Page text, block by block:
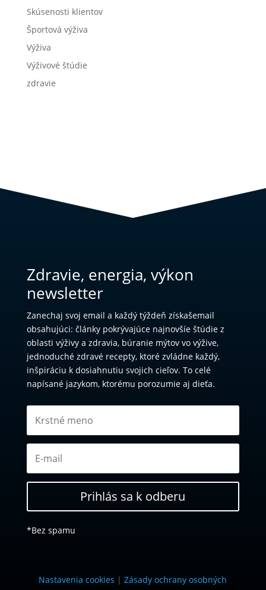
Skúsenosti klientov
Športová výživa
Výživa
Výživové štúdie
zdravie
Zdravie, energia, výkon
newsletter
Zanechaj svoj email a každý týždeň získašemail
obsahujúci: články pokrývajúce najnovšíe štúdie z
oblasti výživy a zdravia, búranie mýtov vo výžive,
jednoduché zdravé recepty, ktoré zvládne každý,
inšpiráciu k dosiahnutiu svojich cieľov. To celé
napísané jazykom, ktorému porozumie aj dieťa.
Prihlás sa k odberu
*Bez spamu
Nastavenia cookies |Zásady ochrany osobných